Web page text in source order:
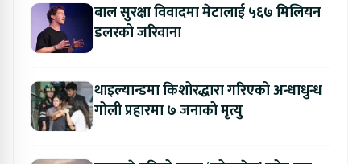
बाल सुरक्षा विवादमा मेटालाई ५६७ मिलियन
डलरको जरिवाना
थाइल्यान्डमा किशोरद्धारा गरिएको अन्धाधुन्ध
गोली प्रहारमा ७ जनाको मृत्यु